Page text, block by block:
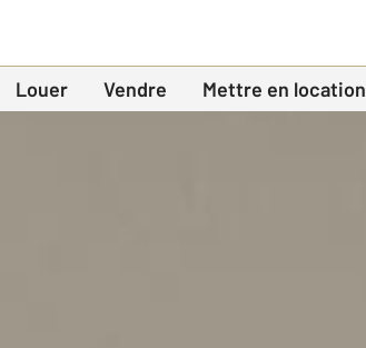
Louer Vendre Mettre en location